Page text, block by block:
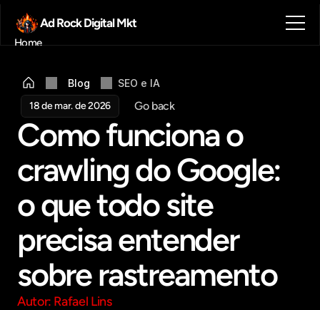
Ad Rock Digital Mkt
Home
Blog
Contato
Agendar reunião
Get in touch
Blog
SEO e IA
18 de mar. de 2026
Go back
Como funciona o
crawling do Google:
o que todo site
precisa entender
sobre rastreamento
Autor: Rafael Lins